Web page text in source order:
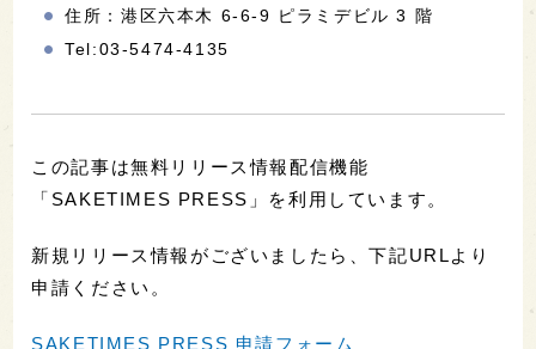
住所：港区六本木 6-6-9 ピラミデビル 3 階
Tel:03-5474-4135
この記事は無料リリース情報配信機能
「SAKETIMES PRESS」を利用しています。
新規リリース情報がございましたら、下記URLより
申請ください。
SAKETIMES PRESS 申請フォーム